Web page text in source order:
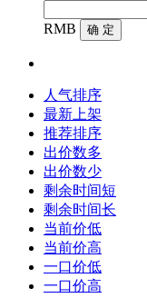
RMB
确 定
人气排序
最新上架
推荐排序
出价数多
出价数少
剩余时间短
剩余时间长
当前价低
当前价高
一口价低
一口价高